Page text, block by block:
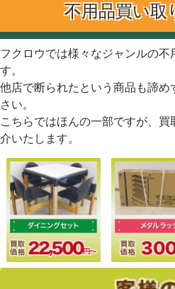
不用品買い取
フクロウでは様々なジャンルの不
す。
他店で断られたという商品も諦
さい。
こちらではほんの一部ですが、
介いたします。